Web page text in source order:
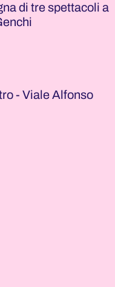
di tre spettacoli a
- Viale Alfonso